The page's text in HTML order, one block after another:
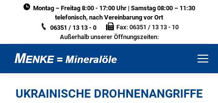
Montag – Freitag 8:00 - 17:00 Uhr | Samstag 08:00 – 11:30
telefonisch, nach Vereinbarung vor Ort
06351 / 13 13 - 0
Fax: 06351 / 13 13 - 10
Außerhalb unserer Öffnungszeiten:
UKRAINISCHE DROHNENANGRIFFE